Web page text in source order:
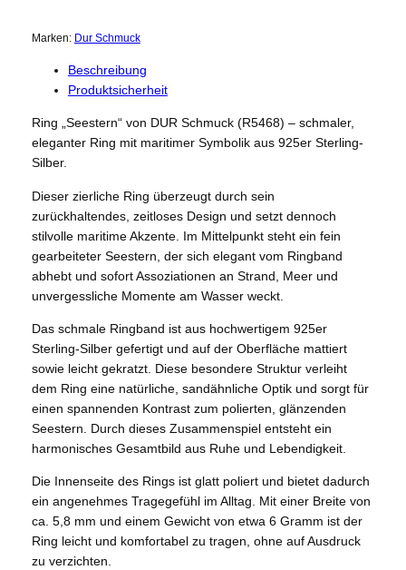
Marken: Dur Schmuck
Beschreibung
Produktsicherheit
Ring „Seestern“ von DUR Schmuck (R5468) – schmaler,
eleganter Ring mit maritimer Symbolik aus 925er Sterling-
Silber.
Dieser zierliche Ring überzeugt durch sein
zurückhaltendes, zeitloses Design und setzt dennoch
stilvolle maritime Akzente. Im Mittelpunkt steht ein fein
gearbeiteter Seestern, der sich elegant vom Ringband
abhebt und sofort Assoziationen an Strand, Meer und
unvergessliche Momente am Wasser weckt.
Das schmale Ringband ist aus hochwertigem 925er
Sterling-Silber gefertigt und auf der Oberfläche mattiert
sowie leicht gekratzt. Diese besondere Struktur verleiht
dem Ring eine natürliche, sandähnliche Optik und sorgt für
einen spannenden Kontrast zum polierten, glänzenden
Seestern. Durch dieses Zusammenspiel entsteht ein
harmonisches Gesamtbild aus Ruhe und Lebendigkeit.
Die Innenseite des Rings ist glatt poliert und bietet dadurch
ein angenehmes Tragegefühl im Alltag. Mit einer Breite von
ca. 5,8 mm und einem Gewicht von etwa 6 Gramm ist der
Ring leicht und komfortabel zu tragen, ohne auf Ausdruck
zu verzichten.